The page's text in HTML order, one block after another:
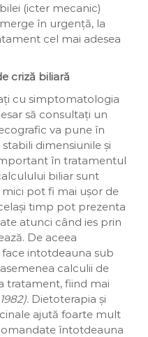
(icter mecanic)
în urgență, la
cel mai adesea
criză biliară
cu simptomatologia
să consultați un
va pune în
dimensiunile și
în tratamentul
biliar sunt
pot fi mai ușor de
timp pot prezenta
atunci când ies prin
De aceea
intotdeauna sub
calculii de
tratament, fiind mai
Dietoterapia și
ajută foarte mult
întotdeauna